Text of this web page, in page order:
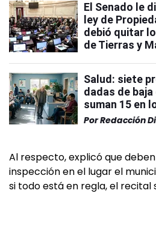
El Senado le
ley de
debió quitar
de Tierras y
Salud: siete
dadas de
suman 15 en
PorRedacción
Al respecto, explicó que
inspección en el lugar el
si todo está en regla, el recital